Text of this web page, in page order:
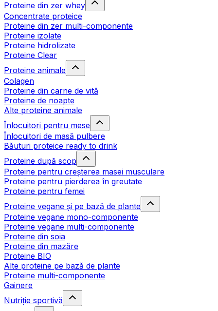
Proteine din zer whey
Concentrate proteice
Proteine din zer multi-componente
Proteine izolate
Proteine hidrolizate
Proteine Clear
Proteine animale
Colagen
Proteine din carne de vită
Proteine de noapte
Alte proteine animale
Înlocuitori pentru mese
Înlocuitori de masă pulbere
Băuturi proteice ready to drink
Proteine după scop
Proteine pentru creșterea masei musculare
Proteine pentru pierderea în greutate
Proteine pentru femei
Proteine vegane și pe bază de plante
Proteine vegane mono-componente
Proteine vegane multi-componente
Proteine din soia
Proteine din mazăre
Proteine BIO
Alte proteine pe bază de plante
Proteine multi-componente
Gainere
Nutriție sportivă